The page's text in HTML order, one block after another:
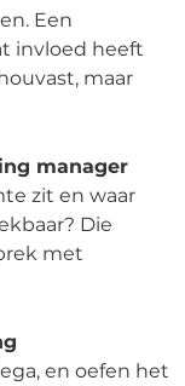
Een
invloed heeft
maar
manager
zit en waar
Die
met
en oefen het